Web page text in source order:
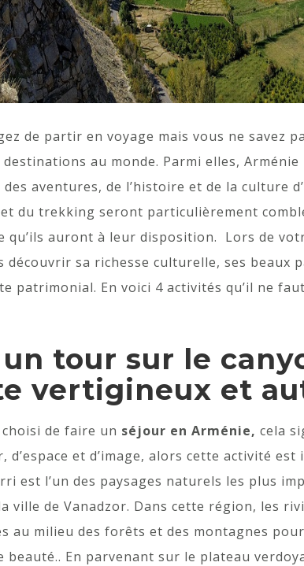
de partir en voyage mais vous ne savez
au monde. Parmi elles,
aventures, de l’histoire et de la culture
du trekking seront particulièrement
qu’ils auront à leur disposition. Lors de
découvrir sa richesse culturelle, ses beaux
patrimonial. En voici 4 activités qu’il ne
tour sur le
vertigineux et
de faire un séjour en Arménie, cela
d’espace et d’image, alors cette activité
est l’un des paysages naturels les plus
ville de Vanadzor. Dans cette région, les
au milieu des forêts et des montagnes
beauté.. En parvenant sur le plateau